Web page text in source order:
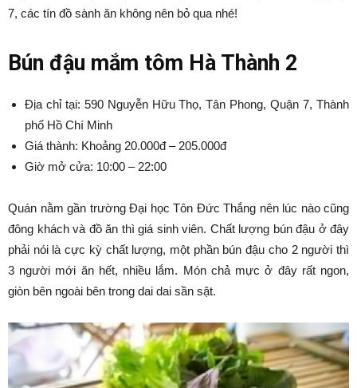
7, các tín đồ sành ăn không nên bỏ qua nhé!
Bún đậu mắm tôm Hà Thành 2
Địa chỉ tại: 590 Nguyễn Hữu Thọ, Tân Phong, Quận 7, Thành
phố Hồ Chí Minh
Giá thành: Khoảng 20.000đ – 205.000đ
Giờ mở cửa: 10:00 – 22:00
Quán nằm gần trường Đại học Tôn Đức Thắng nên lúc nào cũng
đông khách và đồ ăn thì giá sinh viên. Chất lượng bún đậu ở đây
phải nói là cực kỳ chất lượng, một phần bún đậu cho 2 người thì
3 người mới ăn hết, nhiều lắm. Món chả mực ở đây rất ngon,
giòn bên ngoài bên trong dai dai sần sật.